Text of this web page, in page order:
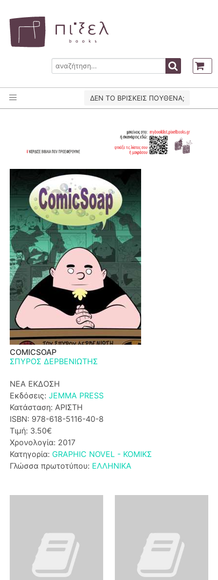
ΔΕΝ ΤΟ ΒΡΙΣΚΕΙΣ ΠΟΥΘΕΝΑ;
COMICSOAP
ΣΠΥΡΟΣ ΔΕΡΒΕΝΙΩΤΗΣ
ΝΕΑ ΕΚΔΟΣΗ
Εκδόσεις: JEMMA PRESS
Κατάσταση: ΑΡΙΣΤΗ
ISBN: 978-618-5116-40-8
Τιμή: 3.50€
Χρονολογία: 2017
Κατηγορία: GRAPHIC NOVEL - ΚΟΜΙΚΣ
Γλώσσα πρωτοτύπου: ΕΛΛΗΝΙΚΑ